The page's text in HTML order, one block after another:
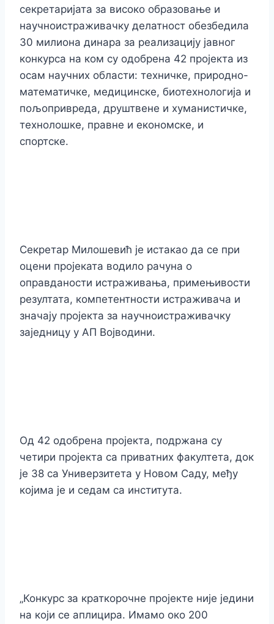
секретаријата за високо образовање и
научноистраживачку делатност обезбедила
30 милиона динара за реализацију јавног
конкурса на ком су одобрена 42 пројекта из
осам научних области: техничке, природно-
математичке, медицинске, биотехнологија и
пољопривреда, друштвене и хуманистичке,
технолошке, правне и економске, и
спортске.
Секретар Милошевић је истакао да се при
оцени пројеката водило рачуна о
оправданости истраживања, примењивости
резултата, компетентности истраживача и
значају пројекта за научноистраживачку
заједницу у АП Војводини.
Од 42 одобрена пројекта, подржана су
четири пројекта са приватних факултета, док
је 38 са Универзитета у Новом Саду, међу
којима је и седам са института.
„Конкурс за краткорочне пројекте није једини
на који се аплицира. Имамо око 200